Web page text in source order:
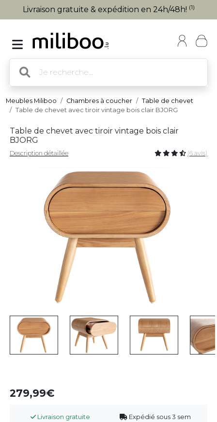
Livraison gratuite & expédition en 24h/48h! (1)
Meubles Miliboo Chambres à coucher
Table de chevet
Table de chevet avec tiroir vintage bois clair BJORG
Table de chevet avec tiroir vintage bois clair
BJORG
Description détaillée (6 avis)
279,99
Livraison gratuite Expédié sous 3 sem